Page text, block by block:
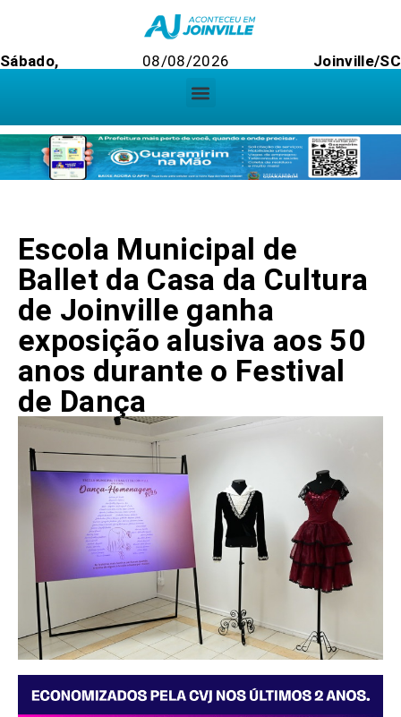
Sábado, 08/08/2026 Joinville/SC
Escola Municipal de
Ballet da Casa da Cultura
de Joinville ganha
exposição alusiva aos 50
anos durante o Festival
de Dança